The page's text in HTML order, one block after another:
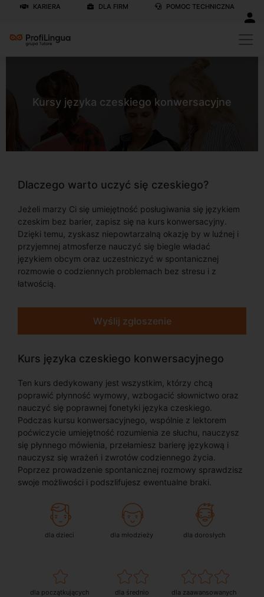
KARIERA DLA FIRM POMOC TECHNICZNA
Kursy języka czeskiego konwersacyjne
Dlaczego warto uczyć się czeskiego?
Jeżeli marzy Ci się umiejętność posługiwania się językiem
czeskim bez barier, zapisz się na kurs konwersacyjny.
Dzięki temu, zyskasz niepowtarzalną okazję by w luźnej i
przyjemnej atmosferze nauczyć się biegle władać
językiem obcym oraz uczestniczyć w spontanicznej
rozmowie o codziennych problemach bez stresu i z
łatwością.
Wyślij zgłoszenie
Kurs języka czeskiego konwersacyjnego
Ten kurs dedykowany jest wszystkim, którzy chcą
poprawić płynność wymowy, wzbogacić słownictwo oraz
nauczyć się poprawnej fonetyki języka czeskiego.
Podczas kursu konwersacyjnego, wspólnie z lektorem
poćwiczycie umiejętność rozumienia ze słuchu, nauczysz
się płynnego mówienia, przełamiesz barierę językową i
nauczysz się wrażeń i zwrotów codziennego życia.
Poprzez prowadzenie spontanicznej rozmowy sprawdzisz
swoje możliwości i podszlifujesz ewentualne braki.
dla dzieci dla młodzieży dla dorosłych
dla początkujących
dla średnio
dla zaawansowanych